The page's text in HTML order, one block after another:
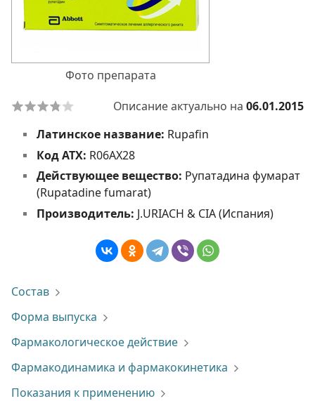
Фото препарата
Описание актуально на 06.01.2015
Латинское название: Rupafin
Код АТХ: R06AX28
Действующее вещество: Рупатадина фумарат
(Rupatadine fumarat)
Производитель: J.URIACH & CIA (Испания)
Состав
Форма выпуска
Фармакологическое действие
Фармакодинамика и фармакокинетика
Показания к применению